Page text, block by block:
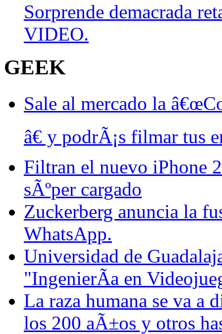
Sorprende demacrada
VIDEO.
GEEK
Sale al mercado la
â€ y podrÃ¡s filmar tus
Filtran el nuevo iPhone
sÃºper cargado
Zuckerberg anuncia la
WhatsApp.
Universidad de
"IngenierÃ­a en
La raza humana se va a
los 200 aÃ±os y otros